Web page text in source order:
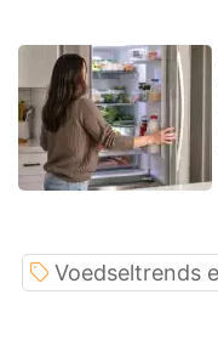
Voedseltrends